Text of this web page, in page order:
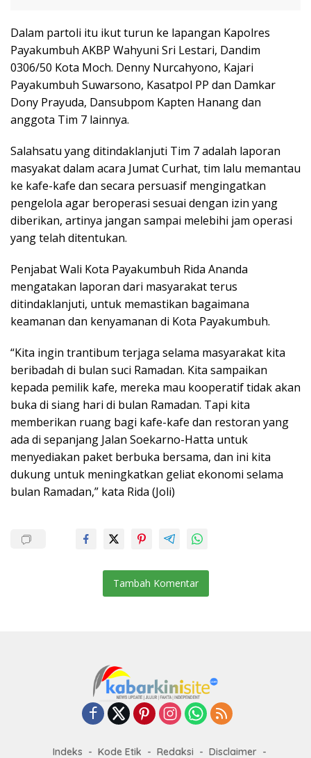
Dalam partoli itu ikut turun ke lapangan Kapolres
Payakumbuh AKBP Wahyuni Sri Lestari, Dandim
0306/50 Kota Moch. Denny Nurcahyono, Kajari
Payakumbuh Suwarsono, Kasatpol PP dan Damkar
Dony Prayuda, Dansubpom Kapten Hanang dan
anggota Tim 7 lainnya.
Salahsatu yang ditindaklanjuti Tim 7 adalah laporan
masyakat dalam acara Jumat Curhat, tim lalu memantau
ke kafe-kafe dan secara persuasif mengingatkan
pengelola agar beroperasi sesuai dengan izin yang
diberikan, artinya jangan sampai melebihi jam operasi
yang telah ditentukan.
Penjabat Wali Kota Payakumbuh Rida Ananda
mengatakan laporan dari masyarakat terus
ditindaklanjuti, untuk memastikan bagaimana
keamanan dan kenyamanan di Kota Payakumbuh.
“Kita ingin trantibum terjaga selama masyarakat kita
beribadah di bulan suci Ramadan. Kita sampaikan
kepada pemilik kafe, mereka mau kooperatif tidak akan
buka di siang hari di bulan Ramadan. Tapi kita
memberikan ruang bagi kafe-kafe dan restoran yang
ada di sepanjang Jalan Soekarno-Hatta untuk
menyediakan paket berbuka bersama, dan ini kita
dukung untuk meningkatkan geliat ekonomi selama
bulan Ramadan,” kata Rida (Joli)
Tambah Komentar
Indeks Kode Etik Redaksi Disclaimer